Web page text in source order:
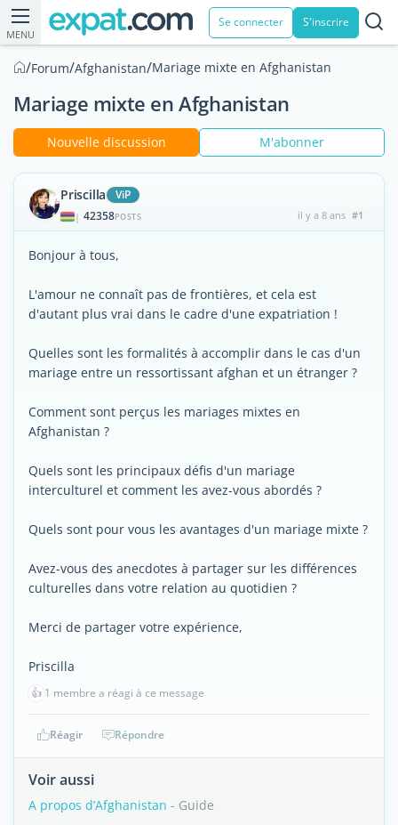
MENU
Se connecter S'inscrire
/Forum/Afghanistan/Mariage mixte en Afghanistan
Mariage mixte en Afghanistan
Nouvelle discussion M'abonner
Priscilla ViP
| 42358POSTS il y a 8 ans #1
Bonjour à tous,
L'amour ne connaît pas de frontières, et cela est
d'autant plus vrai dans le cadre d'une expatriation !
Quelles sont les formalités à accomplir dans le cas d'un
mariage entre un ressortissant afghan et un étranger ?
Comment sont perçus les mariages mixtes en
Afghanistan ?
Quels sont les principaux défis d'un mariage
interculturel et comment les avez-vous abordés ?
Quels sont pour vous les avantages d'un mariage mixte ?
Avez-vous des anecdotes à partager sur les différences
culturelles dans votre relation au quotidien ?
Merci de partager votre expérience,
Priscilla
👍 1 membre a réagi à ce message
Réagir Répondre
Voir aussi
A propos d’Afghanistan - Guide